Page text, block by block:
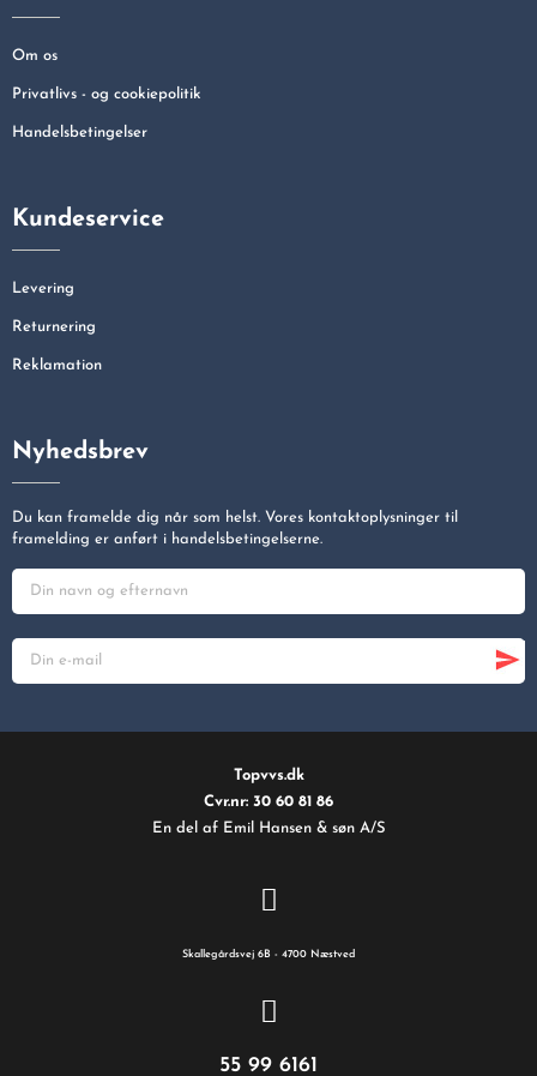
Om os
Privatlivs - og cookiepolitik
Handelsbetingelser
Kundeservice
Levering
Returnering
Reklamation
Nyhedsbrev
Du kan framelde dig når som helst. Vores kontaktoplysninger til
framelding er anført i handelsbetingelserne.
Topvvs.dk
Cvr.nr: 30 60 81 86
En del af Emil Hansen & søn A/S
Skallegårdsvej 6B - 4700 Næstved
55 99 6161